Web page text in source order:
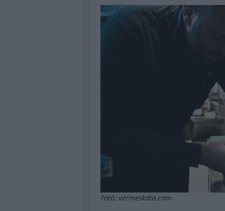
Fotó: vermeskata.com